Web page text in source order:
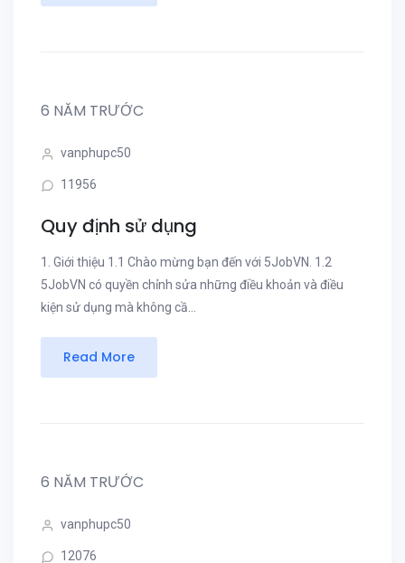
6 NĂM TRƯỚC
vanphupc50
11956
Quy định sử dụng
1. Giới thiệu 1.1 Chào mừng bạn đến với 5JobVN. 1.2
5JobVN có quyền chỉnh sửa những điều khoản và điều
kiện sử dụng mà không cầ...
Read More
6 NĂM TRƯỚC
vanphupc50
12076